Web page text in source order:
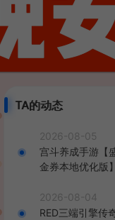
TA的动态
2026-08-05
宫斗养成手游【
金券本地优化版
后台+安卓+详细
2026-08-04
RED三端引擎传